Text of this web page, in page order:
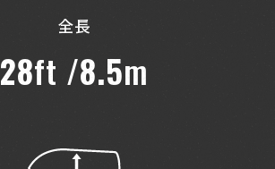
全長
28ft /8.5m